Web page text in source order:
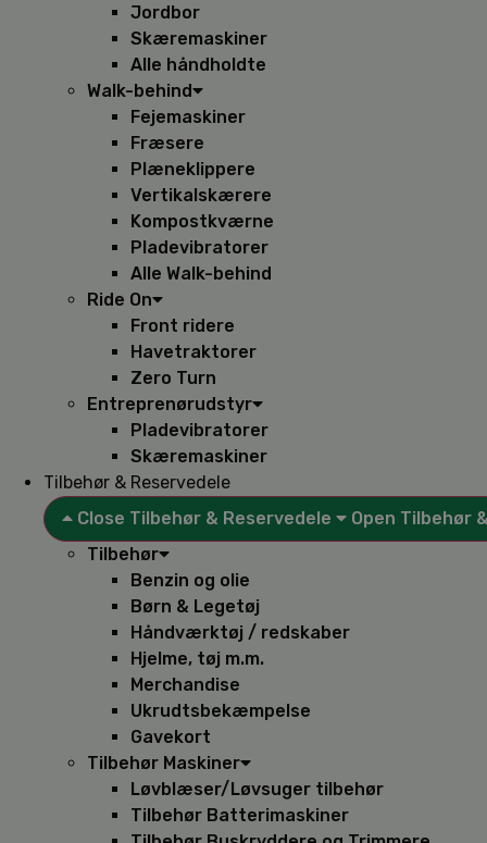
Jordbor
Skæremaskiner
Alle håndholdte
Walk-behind
Fejemaskiner
Fræsere
Plæneklippere
Vertikalskærere
Kompostkværne
Pladevibratorer
Alle Walk-behind
Ride On
Front ridere
Havetraktorer
Zero Turn
Entreprenørudstyr
Pladevibratorer
Skæremaskiner
Tilbehør & Reservedele
Close Tilbehør & Reservedele
Open Tilbehør
Tilbehør
Benzin og olie
Børn & Legetøj
Håndværktøj / redskaber
Hjelme, tøj m.m.
Merchandise
Ukrudtsbekæmpelse
Gavekort
Tilbehør Maskiner
Løvblæser/Løvsuger tilbehør
Tilbehør Batterimaskiner